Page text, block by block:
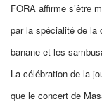
FORA affirme s’être
par la spécialité de la
banane et les
La célébration de la
que le concert de